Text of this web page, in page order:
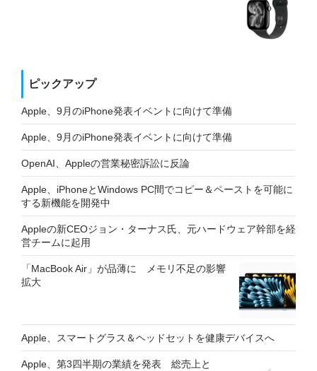
ピックアップ
Apple、9月のiPhone発表イベントに向けて準備
Apple、9月のiPhone発表イベントに向けて準備
OpenAI、Appleの営業秘密訴訟に反論
Apple、iPhoneとWindows PC間でコピー＆ペーストを可能に
する新機能を開発中
Appleの新CEOジョン・ターナス氏、元ハードウェア幹部を経
営チームに起用
「MacBook Air」が品薄に メモリ不足の影響
拡大
Apple、スマートグラス＆ヘッドセットを健康デバイスへ
Apple、第3四半期の業績を発表 総売上と